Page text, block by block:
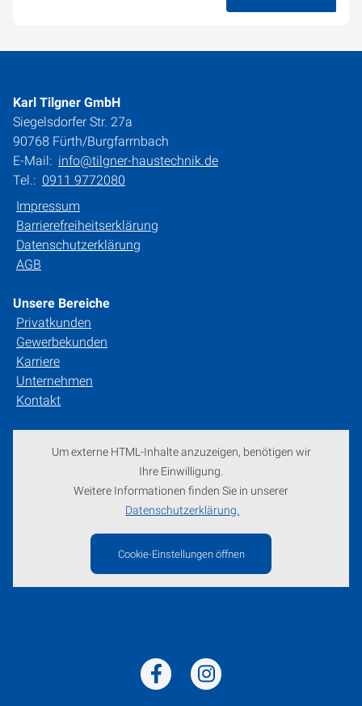
Karl Tilgner GmbH
Siegelsdorfer Str. 27a
90768 Fürth/Burgfarrnbach
E-Mail: info@tilgner-haustechnik.de
Tel.: 0911 9772080
Impressum
Barrierefreiheitserklärung
Datenschutzerklärung
AGB
Unsere Bereiche
Privatkunden
Gewerbekunden
Karriere
Unternehmen
Kontakt
Um externe HTML-Inhalte anzuzeigen, benötigen wir
Ihre Einwilligung.
Weitere Informationen finden Sie in unserer
Datenschutzerklärung.
Cookie-Einstellungen öffnen